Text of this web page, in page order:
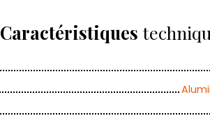
Caractéristiques